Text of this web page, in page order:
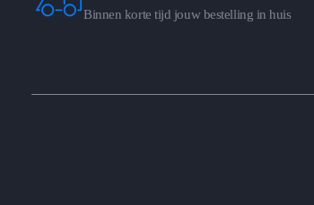
Binnen korte tijd jouw bestelling in huis